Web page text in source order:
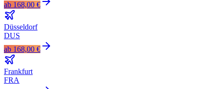
ab 168,00 €
Düsseldorf
DUS
ab 168,00 €
Frankfurt
FRA